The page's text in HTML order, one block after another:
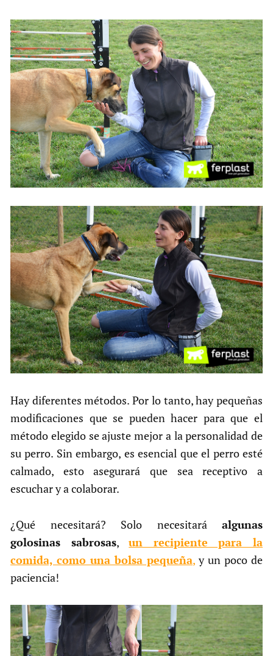
Hay diferentes métodos. Por lo tanto, hay pequeñas
modificaciones que se pueden hacer para que el
método elegido se ajuste mejor a la personalidad de
su perro. Sin embargo, es esencial que el perro esté
calmado, esto asegurará que sea receptivo a
escuchar y a colaborar.
¿Qué necesitará? Solo necesitará algunas
golosinas sabrosas,un recipiente para la
comida, como una bolsa pequeña, y un poco de
paciencia!